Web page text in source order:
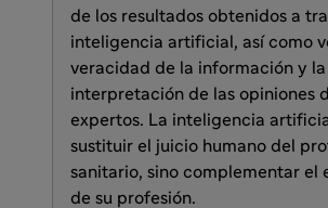
de los resultados obtenidos a
inteligencia artificial, así como
veracidad de la información y la
interpretación de las opiniones
expertos. La inteligencia
sustituir el juicio humano del
sanitario, sino complementar el
de su profesión.